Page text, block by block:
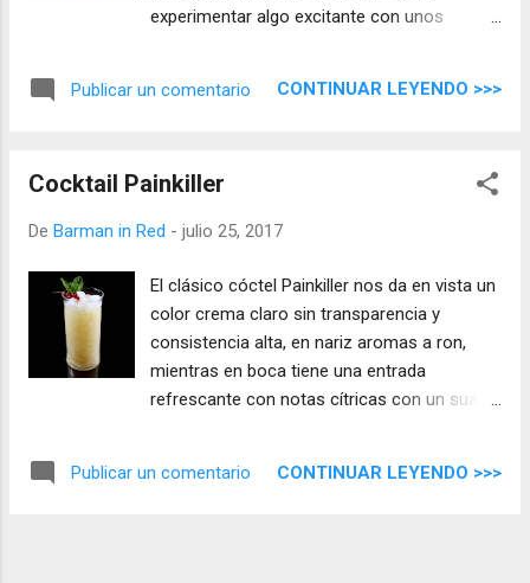
experimentar algo excitante con unos
Publicar un comentario CONTINUAR LEYENDO >>>
Cocktail Painkiller
De Barman in Red - julio 25, 2017
El clásico cóctel Painkiller nos da en vista un
color crema claro sin transparencia y
consistencia alta, en nariz aromas a ron,
mientras en boca tiene una entrada
refrescante con notas cítricas con un suave
Publicar un comentario CONTINUAR LEYENDO >>>